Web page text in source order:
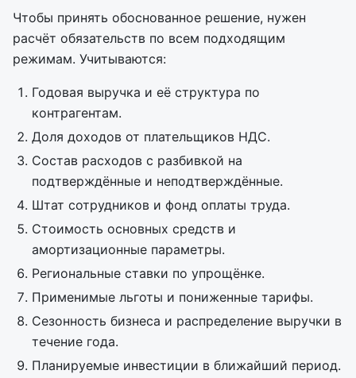
Чтобы принять обоснованное решение, нужен
расчёт обязательств по всем подходящим
режимам. Учитываются:
Годовая выручка и её структура по
контрагентам.
Доля доходов от плательщиков НДС.
Состав расходов с разбивкой на
подтверждённые и неподтверждённые.
Штат сотрудников и фонд оплаты труда.
Стоимость основных средств и
амортизационные параметры.
Региональные ставки по упрощёнке.
Применимые льготы и пониженные тарифы.
Сезонность бизнеса и распределение выручки в
течение года.
Планируемые инвестиции в ближайший период.